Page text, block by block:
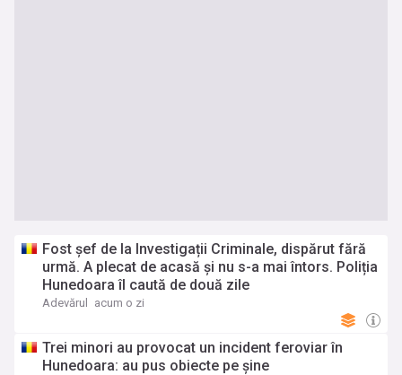
Fost șef de la Investigații Criminale, dispărut fără
urmă. A plecat de acasă și nu s-a mai întors. Poliția
Hunedoara îl caută de două zile
Adevărul acum o zi
Trei minori au provocat un incident feroviar în
Hunedoara: au pus obiecte pe şine